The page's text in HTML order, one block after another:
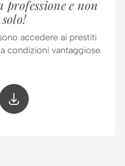
e non
solo!
accedere ai prestiti
condizioni vantaggiose.